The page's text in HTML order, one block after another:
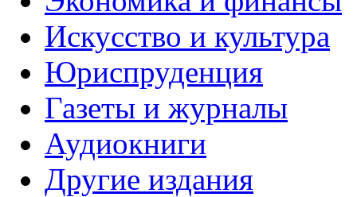
Искусство и культура
Юриспруденция
Газеты и журналы
Аудиокниги
Другие издания